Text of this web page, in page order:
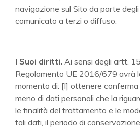
navigazione sul Sito da parte
comunicato a terzi o diffuso.
I Suoi diritti. Ai sensi degli artt.
Regolamento UE 2016/679 avrà
momento di: [I] ottenere conferma
meno di dati personali che la
le finalità del trattamento e le
tali dati, il periodo di